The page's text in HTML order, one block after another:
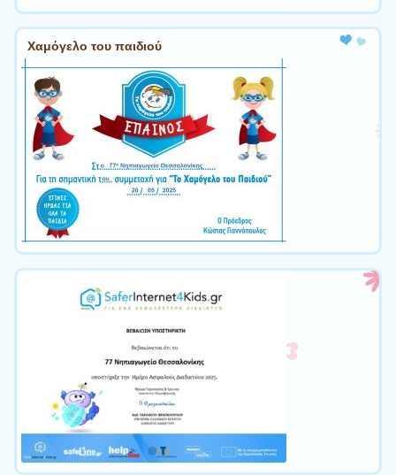
Χαμόγελο του παιδιού